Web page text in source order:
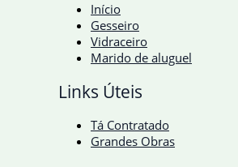
Início
Gesseiro
Vidraceiro
Marido de aluguel
Links Úteis
Tá Contratado
Grandes Obras